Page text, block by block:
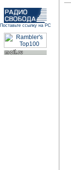
Поставьте ссылку на РС